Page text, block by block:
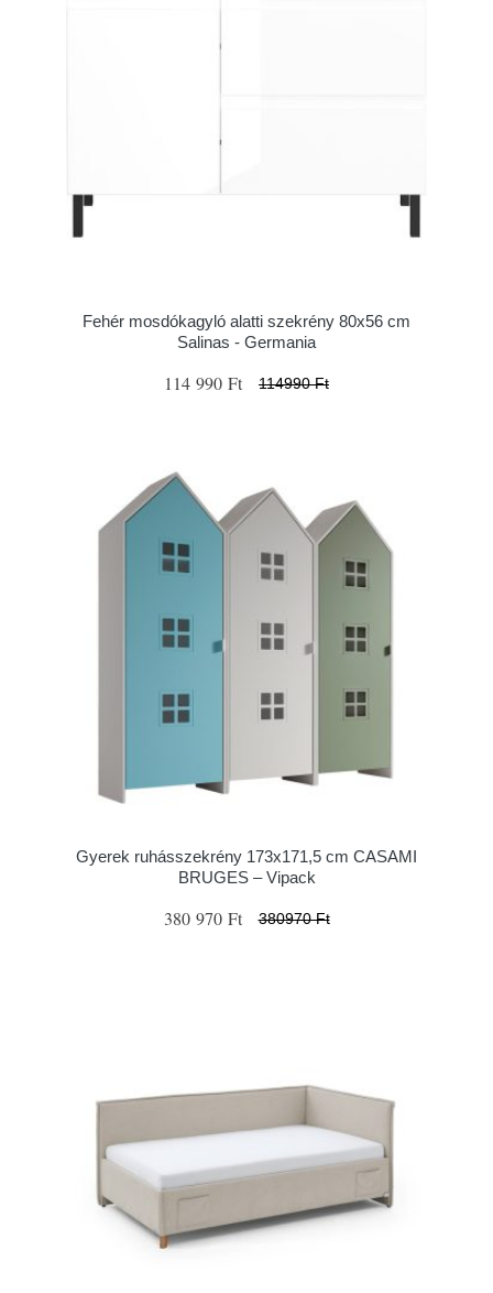
Fehér mosdókagyló alatti szekrény 80x56 cm
Salinas - Germania
114 990 Ft 114990 Ft
Gyerek ruhásszekrény 173x171,5 cm CASAMI
BRUGES – Vipack
380 970 Ft 380970 Ft